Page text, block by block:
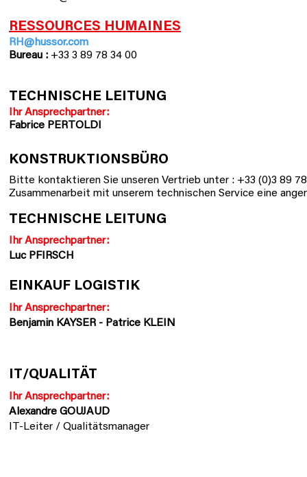
RESSOURCES HUMAINES
RH@hussor.com
Bureau : +33 3 89 78 34 00
TECHNISCHE LEITUNG
Ihr Ansprechpartner:
Fabrice PERTOLDI
KONSTRUKTIONSBÜRO
Bitte kontaktieren Sie unseren Vertrieb unter : +33 (0)3 89
Zusammenarbeit mit unserem technischen Service eine
TECHNISCHE LEITUNG
Ihr Ansprechpartner:
Luc PFIRSCH
EINKAUF LOGISTIK
Ihr Ansprechpartner:
Benjamin KAYSER - Patrice KLEIN
IT/QUALITÄT
Ihr Ansprechpartner:
Alexandre GOUJAUD
IT-Leiter / Qualitätsmanager